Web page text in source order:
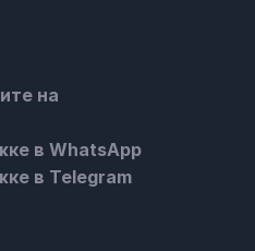
на
в WhatsApp
в Telegram